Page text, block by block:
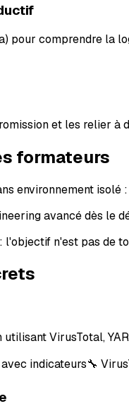
pour comprendre la
et les relier à
formateurs
environnement isolé
avancé dès le
n'est pas de
VirusTotal,
indicateurs🔧